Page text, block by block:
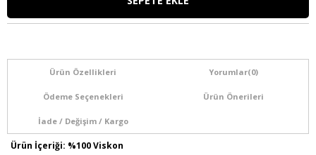
Ürün Özellikleri Yorumlar(0)
Ödeme Seçenekleri Ürün Önerileri
İade / Değişim / Kargo
Ürün İçeriği: %100 Viskon